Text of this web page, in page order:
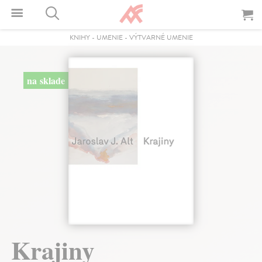
KNIHY- UMENIE- VÝTVARNÉ UMENIE
na sklade
Krajiny